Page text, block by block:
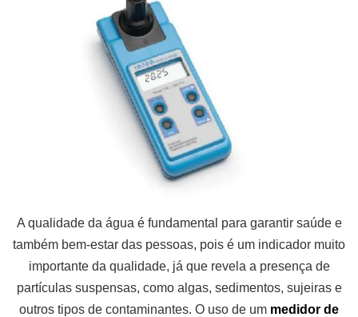
A qualidade da água é fundamental para garantir saúde e
também bem-estar das pessoas, pois é um indicador muito
importante da qualidade, já que revela a presença de
partículas suspensas, como algas, sedimentos, sujeiras e
outros tipos de contaminantes. O uso de um medidor de